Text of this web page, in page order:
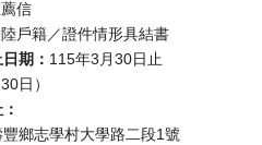
信
戶籍／證件情形具結書
期： 115年3月30日止
日）
鄉志學村大學路二段1號